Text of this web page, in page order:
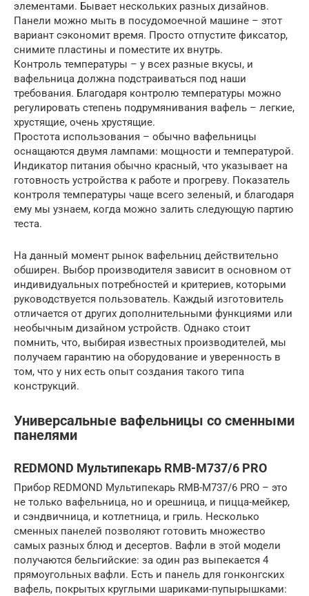
элементами. Бывает нескольких разных дизайнов.
Панели можно мыть в посудомоечной машине – этот
вариант сэкономит время. Просто отпустите фиксатор,
снимите пластины и поместите их внутрь.
Контроль температуры – у всех разные вкусы, и
вафельница должна подстраиваться под наши
требования. Благодаря контролю температуры можно
регулировать степень подрумянивания вафель – легкие,
хрустящие, очень хрустящие.
Простота использования – обычно вафельницы
оснащаются двумя лампами: мощности и температурой.
Индикатор питания обычно красный, что указывает на
готовность устройства к работе и прогреву. Показатель
контроля температуры чаще всего зеленый, и благодаря
ему мы узнаем, когда можно залить следующую партию
теста.
На данный момент рынок вафельниц действительно
обширен. Выбор производителя зависит в основном от
индивидуальных потребностей и критериев, которыми
руководствуется пользователь. Каждый изготовитель
отличается от других дополнительными функциями или
необычным дизайном устройств. Однако стоит
помнить, что, выбирая известных производителей, мы
получаем гарантию на оборудование и уверенность в
том, что у них есть опыт создания такого типа
конструкций.
Универсальные вафельницы со сменными
панелями
REDMOND Мультипекарь RMB-M737/6 PRO
Прибор REDMOND Мультипекарь RMB-M737/6 PRO – это
не только вафельница, но и орешница, и пицца-мейкер,
и сэндвичница, и котлетница, и гриль. Несколько
сменных панелей позволяют готовить множество
самых разных блюд и десертов. Вафли в этой модели
получаются бельгийские: за один раз выпекается 4
прямоугольных вафли. Есть и панель для гонконгских
вафель, покрытых круглыми шариками-пупырышками: